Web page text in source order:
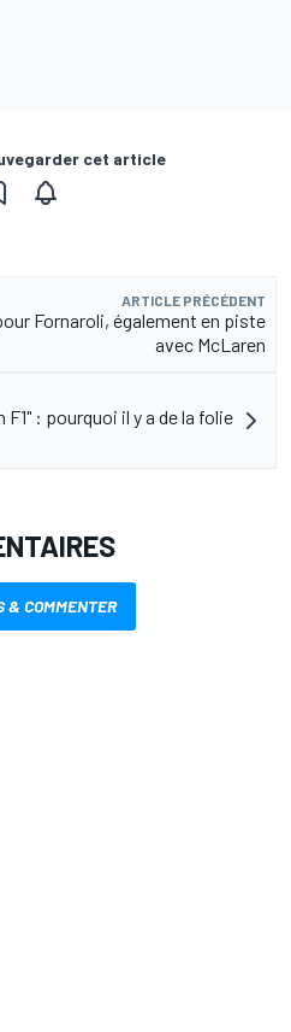
cet article
ARTICLE PRÉCÉDENT
Fornaroli, également en piste
avec McLaren
: pourquoi il y a de la folie
& COMMENTER